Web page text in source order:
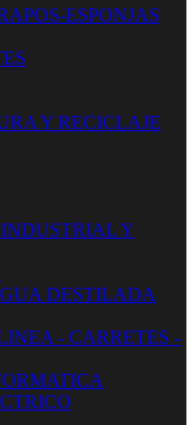
ESPONJAS
Y RECICLAJE
Y
DESTILADA
- CARRETES -